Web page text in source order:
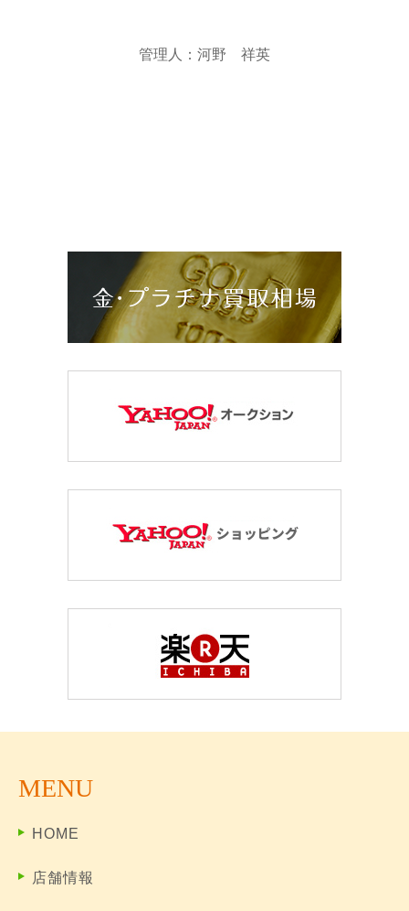
管理人：河野 祥英
MENU
HOME
店舗情報